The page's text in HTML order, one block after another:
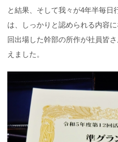
と結果、そして我々が4年半毎日
は、しっかりと認められる内容
回出場した幹部の所作が社員皆
えました。